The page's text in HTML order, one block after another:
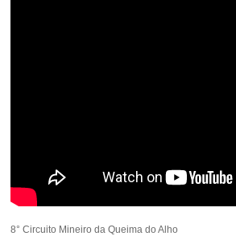
8° Circuito Mineiro da Queima do Alho